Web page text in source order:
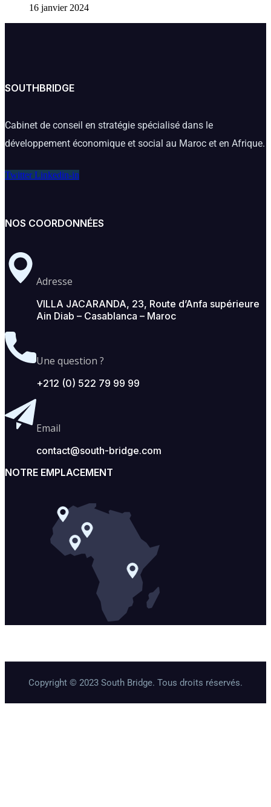
16 janvier 2024
SOUTHBRIDGE
Cabinet de conseil en stratégie spécialisé dans le
développement économique et social au Maroc et en Afrique.
Twitter Linkedin-in
NOS COORDONNÉES
Adresse
VILLA JACARANDA, 23, Route d’Anfa supérieure
Ain Diab – Casablanca – Maroc
Une question ?
+212 (0) 522 79 99 99
Email
contact@south-bridge.com
NOTRE EMPLACEMENT
Copyright © 2023 South Bridge. Tous droits réservés.